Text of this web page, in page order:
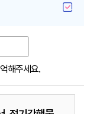
해주세요.